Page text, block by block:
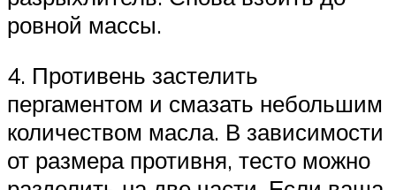
ровной массы.
4. Противень застелить
пергаментом и смазать небольшим
количеством масла. В зависимости
от размера противня, тесто можно